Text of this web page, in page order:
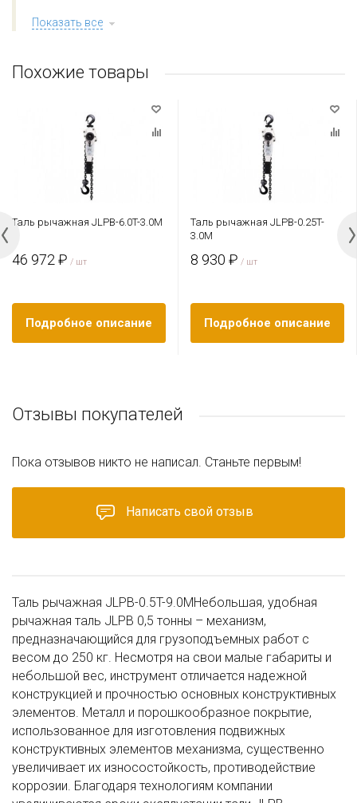
Показать все
Похожие товары
Таль рычажная JLPB-6.0T-3.0M
46 972 ₽ / шт
Подробное описание
Таль рычажная JLPB-0.25T-
3.0M
8 930 ₽ / шт
Подробное описание
Отзывы покупателей
Написать свой отзыв
Пока отзывов никто не написал. Станьте первым!
Таль рычажная JLPB-0.5T-9.0MНебольшая, удобная
рычажная таль JLPB 0,5 тонны – механизм,
предназначающийся для грузоподъемных работ с
весом до 250 кг. Несмотря на свои малые габариты и
небольшой вес, инструмент отличается надежной
конструкцией и прочностью основных конструктивных
элементов. Металл и порошкообразное покрытие,
использованное для изготовления подвижных
конструктивных элементов механизма, существенно
увеличивает их износостойкость, противодействие
коррозии. Благодаря технологиям компании